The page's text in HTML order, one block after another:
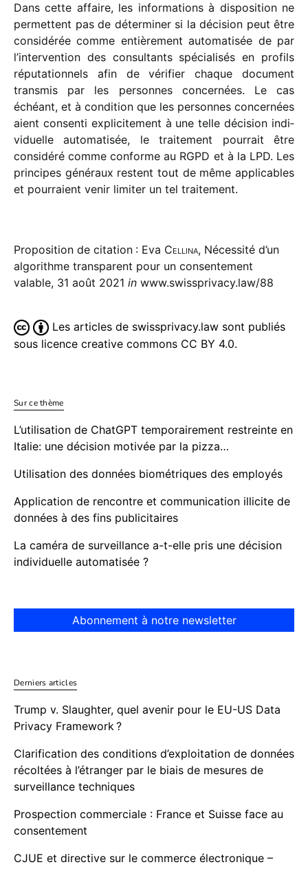
Dans cette affaire, les infor­ma­tions à dispo­si­tion ne
permettent pas de déter­mi­ner si la déci­sion peut être
consi­dé­rée comme entiè­re­ment auto­ma­ti­sée de par
l’intervention des consul­tants spécia­li­sés en profils
répu­ta­tion­nels afin de véri­fier chaque docu­ment
trans­mis par les personnes concer­nées. Le cas
échéant, et à condi­tion que les personnes concer­nées
aient consenti expli­ci­te­ment à une telle déci­sion indi­
vi­duelle auto­ma­ti­sée, le trai­te­ment pour­rait être
consi­déré comme conforme au RGPD et à la LPD. Les
prin­cipes géné­raux restent tout de même appli­cables
et pour­raient venir limi­ter un tel traitement.
Proposition de citation : Eva Cellina, Nécessité d’un
algorithme transparent pour un consentement
valable, 31 août 2021 in www.swissprivacy.law/88
Les articles de swissprivacy.law sont publiés
sous licence creative commons CC BY 4.0.
Sur ce thème
L’utilisation de ChatGPT temporairement restreinte en
Italie: une décision motivée par la pizza…
Utilisation des données biométriques des employés
Application de rencontre et communication illicite de
données à des fins publicitaires
La caméra de surveillance a-t-elle pris une décision
individuelle automatisée ?
Abonnement à notre newsletter
Derniers articles
Trump v. Slaughter, quel avenir pour le EU-US Data
Privacy Framework ?
Clarification des conditions d’exploitation de données
récoltées à l’étranger par le biais de mesures de
surveillance techniques
Prospection commerciale : France et Suisse face au
consentement
CJUE et directive sur le commerce électronique –